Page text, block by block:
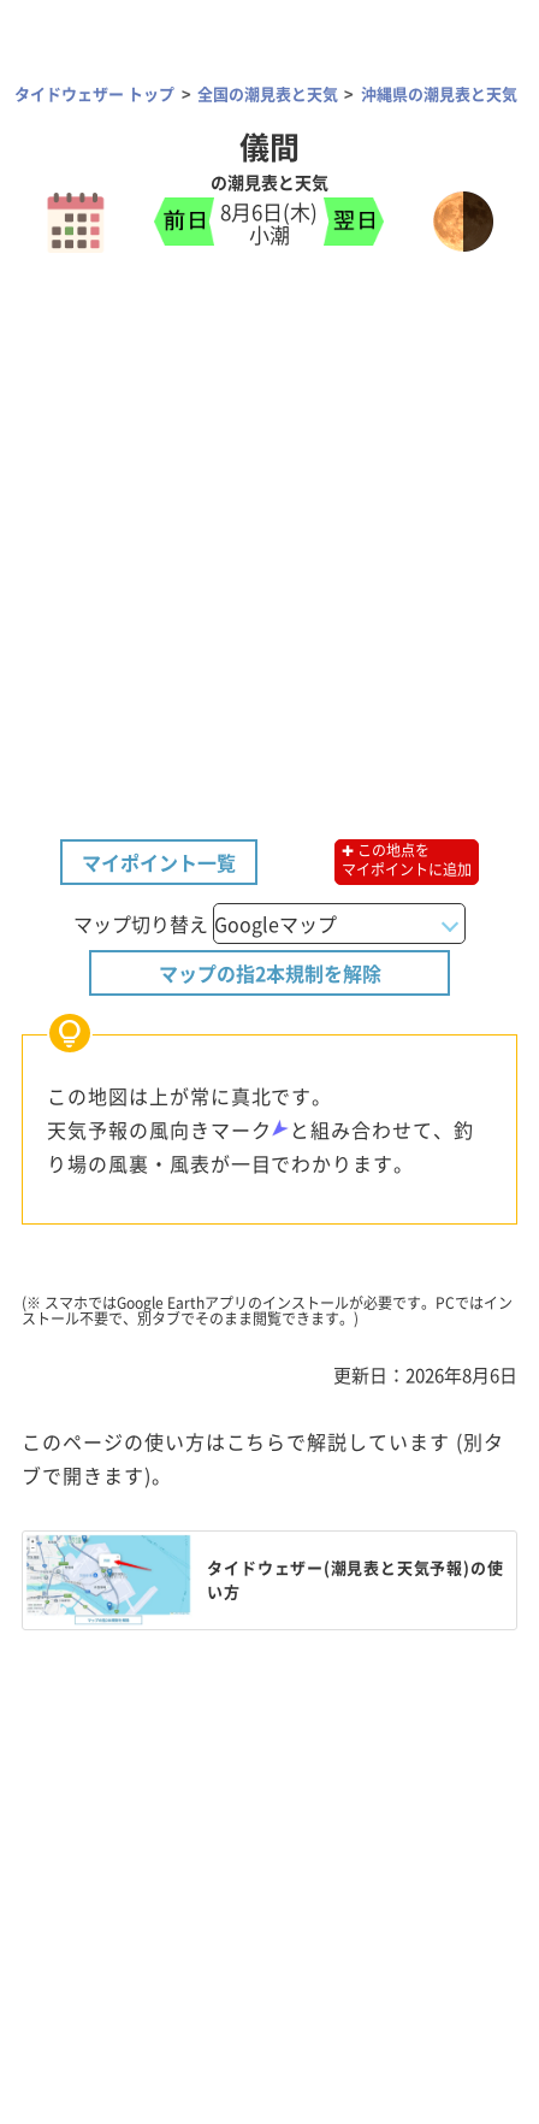
タイドウェザー トップ 全国の潮見表と天気 沖縄県の潮見表と天気
儀間
の潮見表と天気
8月6日(木)
小潮
マイポイント一覧
✚ この地点を
マイポイントに追加
マップ切り替え
マップの指2本規制を解除
この地図は上が常に真北です。
天気予報の風向きマーク
と組み合わせて、釣
り場の風裏・風表が一目でわかります。
(※ スマホではGoogle Earthアプリのインストールが必要です。PCではイン
ストール不要で、別タブでそのまま閲覧できます。)
更新日：2026年8月6日
このページの使い方はこちらで解説しています (別タ
ブで開きます)。
タイドウェザー(潮見表と天気予報)の使
い方